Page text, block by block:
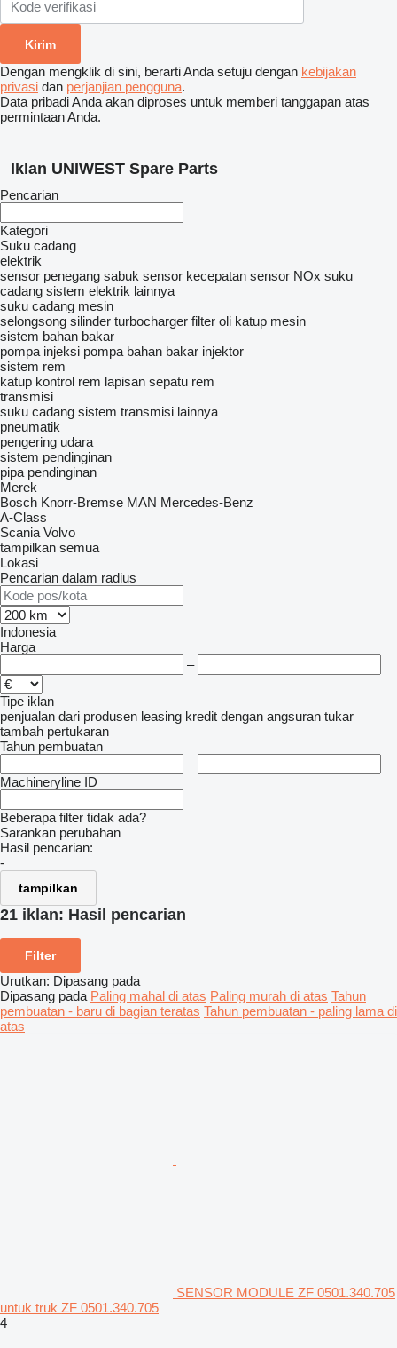
Dengan mengklik di sini, berarti Anda setuju dengan kebijakan
privasi dan perjanjian pengguna.
Data pribadi Anda akan diproses untuk memberi tanggapan atas
permintaan Anda.
Iklan UNIWEST Spare Parts
Pencarian
Kategori
Suku cadang
elektrik
sensor penegang sabuk sensor kecepatan sensor NOx suku
cadang sistem elektrik lainnya
suku cadang mesin
selongsong silinder turbocharger filter oli katup mesin
sistem bahan bakar
pompa injeksi pompa bahan bakar injektor
sistem rem
katup kontrol rem lapisan sepatu rem
transmisi
suku cadang sistem transmisi lainnya
pneumatik
pengering udara
sistem pendinginan
pipa pendinginan
Merek
Bosch Knorr-Bremse MAN Mercedes-Benz
A-Class
Scania Volvo
tampilkan semua
Lokasi
Pencarian dalam radius
Indonesia
Harga
–
Tipe iklan
penjualan dari produsen leasing kredit dengan angsuran tukar
tambah pertukaran
Tahun pembuatan
–
Machineryline ID
Beberapa filter tidak ada?
Sarankan perubahan
Hasil pencarian:
-
tampilkan
21 iklan: Hasil pencarian
Filter
Urutkan: Dipasang pada
Dipasang pada Paling mahal di atas Paling murah di atas Tahun
pembuatan - baru di bagian teratas Tahun pembuatan - paling lama di
atas
SENSOR MODULE ZF 0501.340.705
untuk truk ZF 0501.340.705
4